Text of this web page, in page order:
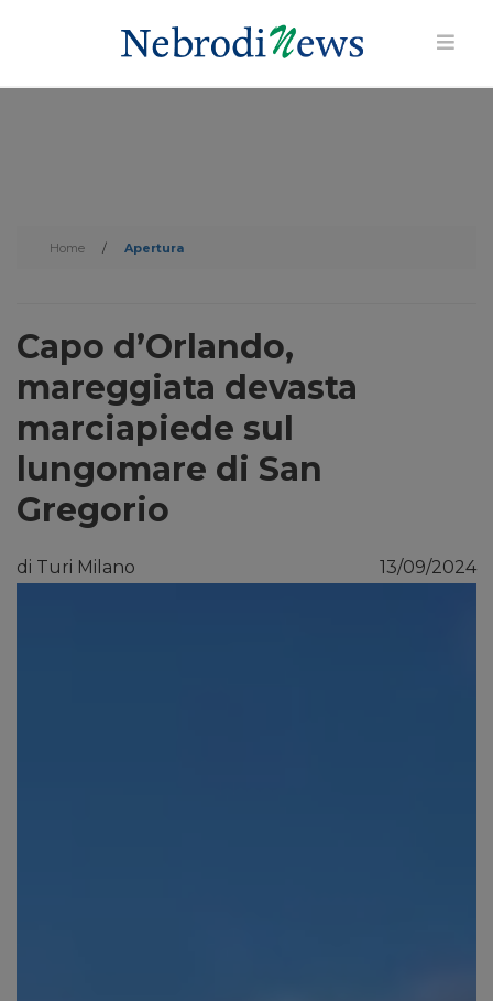
Home / Apertura
Capo d’Orlando,
mareggiata devasta
marciapiede sul
lungomare di San
Gregorio
di Turi Milano 13/09/2024